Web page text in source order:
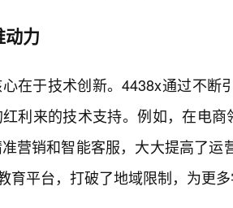
动力
在于技术创新。4438x通过不断
利来的技术支持。例如，在电
营销和智能客服，大大提高了运
育平台，打破了地域限制，为更